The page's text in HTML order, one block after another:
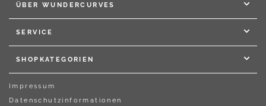
ÜBER WUNDERCURVES
SERVICE
SHOPKATEGORIEN
Impressum
Datenschutzinformationen